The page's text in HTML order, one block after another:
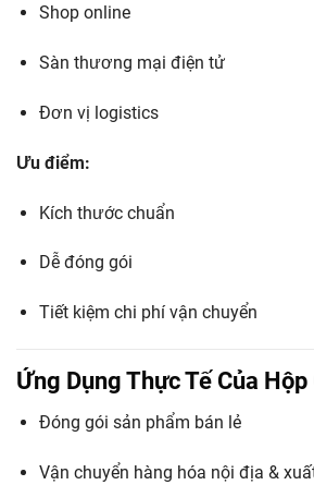
Shop online
Sàn thương mại điện tử
Đơn vị logistics
Ưu điểm:
Kích thước chuẩn
Dễ đóng gói
Tiết kiệm chi phí vận chuyển
Ứng Dụng Thực Tế Của
Đóng gói sản phẩm bán lẻ
Vận chuyển hàng hóa nội địa &